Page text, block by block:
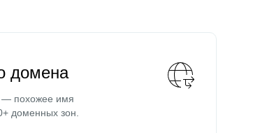
домена
— похожее имя
доменных зон.